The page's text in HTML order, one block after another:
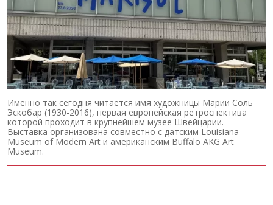
Именно так сегодня читается имя художницы Марии Соль
Эскобар (1930-2016), первая европейская ретроспектива
которой проходит в крупнейшем музее Швейцарии.
Выставка организована совместно с датским Louisiana
Museum of Modern Art и американским Buffalo AKG Art
Museum.